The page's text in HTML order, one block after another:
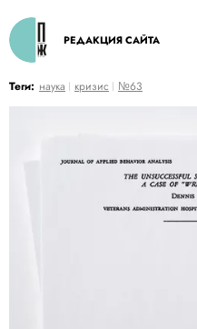
РЕДАКЦИЯ САЙТА
Теги: наука кризис №63